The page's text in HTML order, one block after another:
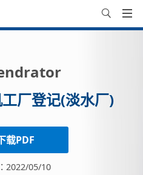
厂登记(淡水厂)
载PDF
2022/05/10